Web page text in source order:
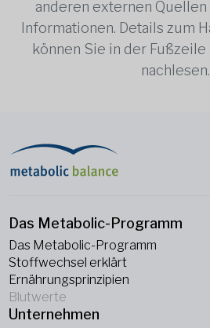
anderen externen
Informationen. Details zum
können Sie in der
nachlesen.
Das Metabolic-Programm
Das Metabolic-Programm
Stoffwechsel erklärt
Ernährungsprinzipien
Blutwerte
Unternehmen